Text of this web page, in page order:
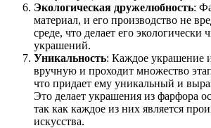
Экологическая дружелюбность:
материал, и его производство не
среде, что делает его
украшений.
Уникальность: Каждое украшение
вручную и проходит множество
что придает ему уникальный и
Это делает украшения из фарфора
так как каждое из них является
искусства.